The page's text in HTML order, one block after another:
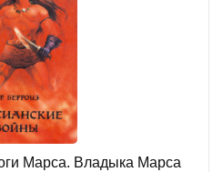
Марса. Владыка Марса